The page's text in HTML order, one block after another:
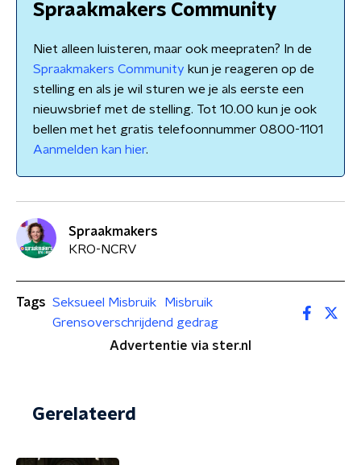
Spraakmakers Community
Niet alleen luisteren, maar ook meepraten? In de
Spraakmakers Community kun je reageren op de
stelling en als je wil sturen we je als eerste een
nieuwsbrief met de stelling. Tot 10.00 kun je ook
bellen met het gratis telefoonnummer 0800-1101
Aanmelden kan hier.
Spraakmakers
KRO-NCRV
Tags Seksueel Misbruik
Misbruik
Grensoverschrijdend gedrag
Advertentie via ster.nl
Gerelateerd